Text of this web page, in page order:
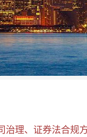
治理、证券法合规